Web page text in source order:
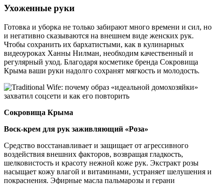
Ухоженные руки
Готовка и уборка не только забирают много времени и сил, но
и негативно сказываются на внешнем виде женских рук.
Чтобы сохранить их бархатистыми, как в кулинарных
видеоуроках Ханны Нилман, необходим качественный и
регулярный уход. Благодаря косметике бренда Сокровища
Крыма ваши руки надолго сохранят мягкость и молодость.
Сокровища Крыма
Воск-крем для рук заживляющий «Роза»
Средство восстанавливает и защищает от агрессивного
воздействия внешних факторов, возвращая гладкость,
шелковистость и красоту нежной коже рук. Экстракт розы
насыщает кожу влагой и витаминами, устраняет шелушения и
покраснения. Эфирные масла пальмарозы и герани